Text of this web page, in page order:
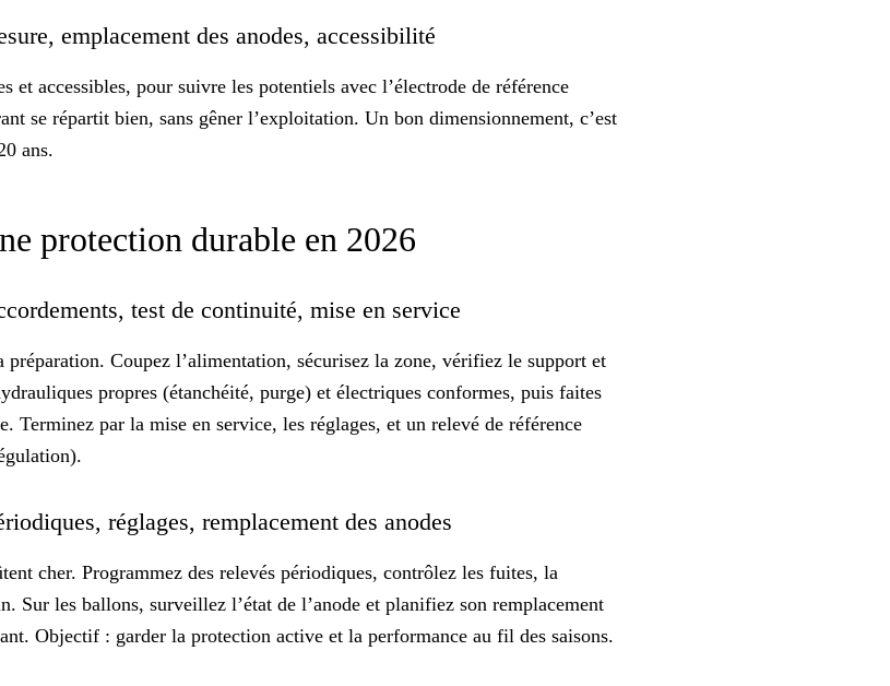
emplacement des anodes, accessibilité
et accessibles, pour suivre les potentiels avec l’électrode de référence
se répartit bien, sans gêner l’exploitation. Un bon dimensionnement, c’est
ans.
protection durable en 2026
test de continuité, mise en service
Coupez l’alimentation, sécurisez la zone, vérifiez le support et
propres (étanchéité, purge) et électriques conformes, puis faites
Terminez par la mise en service, les réglages, et un relevé de référence
réglages, remplacement des anodes
cher. Programmez des relevés périodiques, contrôlez les fuites, la
Sur les ballons, surveillez l’état de l’anode et planifiez son remplacement
Objectif : garder la protection active et la performance au fil des saisons.